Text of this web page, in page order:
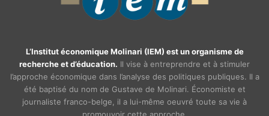
L’Institut économique Molinari (IEM) est un organisme de
recherche et d’éducation. Il vise à entreprendre et à stimuler
l’approche économique dans l’analyse des politiques publiques. Il a
été baptisé du nom de Gustave de Molinari. Économiste et
journaliste franco-belge, il a lui-même oeuvré toute sa vie à